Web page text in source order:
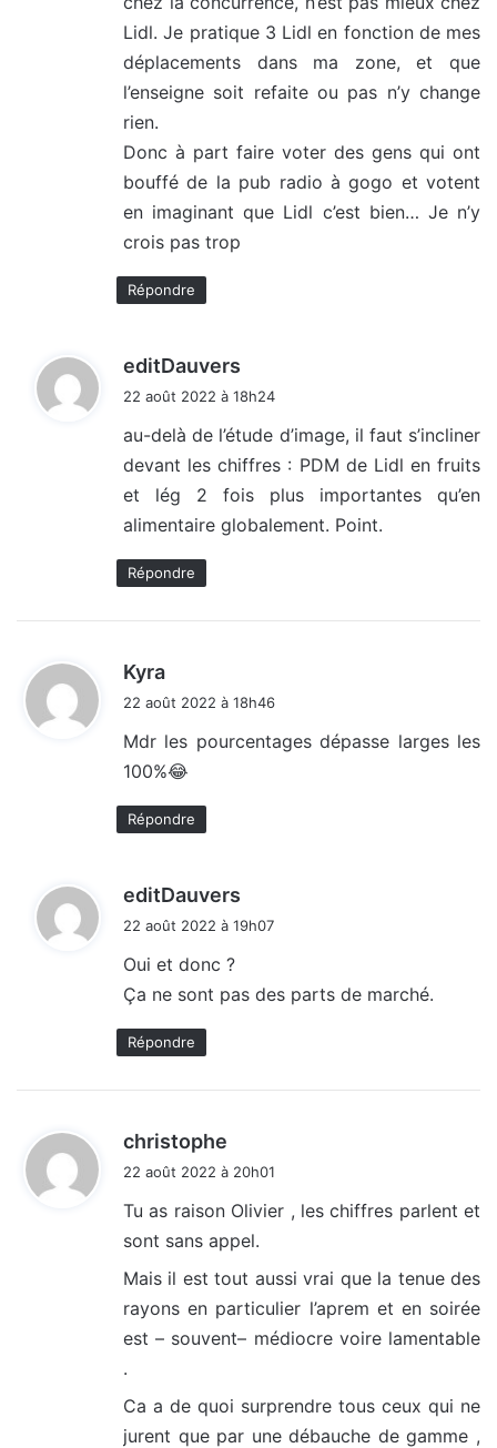
Lidl. Je pratique 3 Lidl en fonction de mes
déplacements dans ma zone, et que
l’enseigne soit refaite ou pas n’y change
rien.
Donc à part faire voter des gens qui ont
bouffé de la pub radio à gogo et votent
en imaginant que Lidl c’est bien… Je n’y
crois pas trop
Répondre
editDauvers
:
22 août 2022 à 18h24
au-delà de l’étude d’image, il faut s’incliner
devant les chiffres : PDM de Lidl en fruits
et lég 2 fois plus importantes qu’en
alimentaire globalement. Point.
Répondre
Kyra
:
22 août 2022 à 18h46
Mdr les pourcentages dépasse larges les
100%😂
Répondre
editDauvers
:
22 août 2022 à 19h07
Oui et donc ?
Ça ne sont pas des parts de marché.
Répondre
christophe
:
22 août 2022 à 20h01
Tu as raison Olivier , les chiffres parlent et
sont sans appel.
Mais il est tout aussi vrai que la tenue des
rayons en particulier l’aprem et en soirée
est – souvent– médiocre voire lamentable
.
Ca a de quoi surprendre tous ceux qui ne
jurent que par une débauche de gamme ,